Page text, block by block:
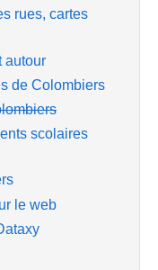
rues, cartes
autour
de Colombiers
scolaires
le web